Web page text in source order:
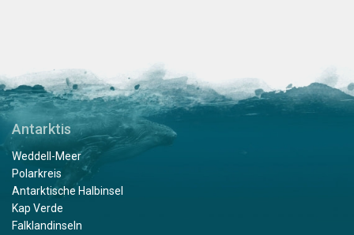
Antarktis
Weddell-Meer
Polarkreis
Antarktische Halbinsel
Kap Verde
Falklandinseln